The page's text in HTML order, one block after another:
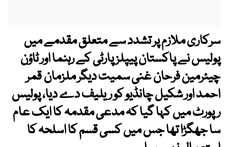
سرکاری ملازم پر تشدد سے متعلق مقدمے میں
پولیس نے پاکستان پیپلز پارٹی کے رہنما اور ٹاؤن
چیئرمین فرحان غنی سمیت دیگر ملزمان قمر
احمد اور شکیل چانڈیو کو ریلیف دے دیا، پولیس
رپورٹ میں کہا گیا کہ مدعی مقدمہ کا ایک عام
سا جھگڑا تھا جس میں کسی قسم کا اسلحہ کا